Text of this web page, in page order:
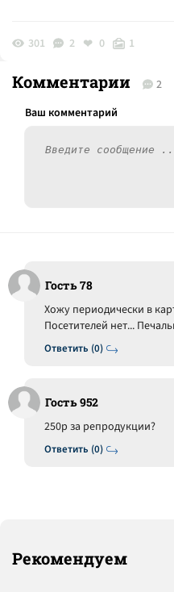
301 2 0 1
Комментарии 2
Гость 78
Ответить (0)
Хожу периодически в
Посетителей нет...
Гость 952
Ответить (0)
250р за репродукции?
Рекомендуем